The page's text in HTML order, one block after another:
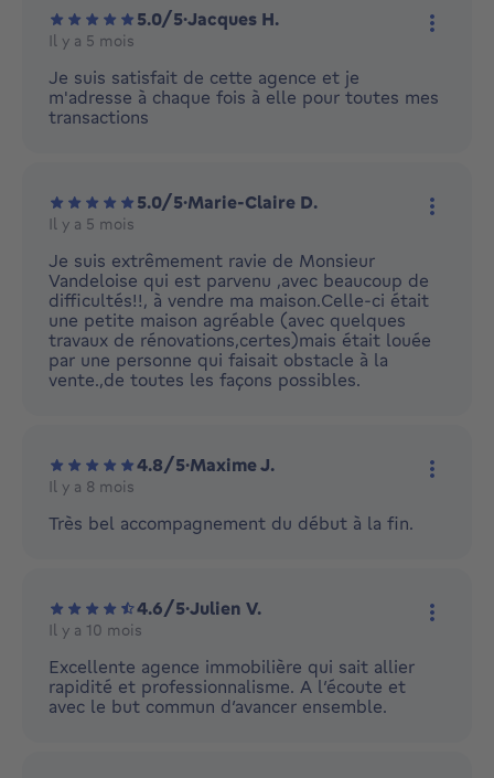
5.0/5·Jacques H.
Il y a 5 mois
Je suis satisfait de cette agence et je
m'adresse à chaque fois à elle pour toutes mes
transactions
5.0/5·Marie-Claire D.
Il y a 5 mois
Je suis extrêmement ravie de Monsieur
Vandeloise qui est parvenu ,avec beaucoup de
difficultés!!, à vendre ma maison.Celle-ci était
une petite maison agréable (avec quelques
travaux de rénovations,certes)mais était louée
par une personne qui faisait obstacle à la
vente.,de toutes les façons possibles.
4.8/5·Maxime J.
Il y a 8 mois
Très bel accompagnement du début à la fin.
4.6/5·Julien V.
Il y a 10 mois
Excellente agence immobilière qui sait allier
rapidité et professionnalisme. A l’écoute et
avec le but commun d’avancer ensemble.